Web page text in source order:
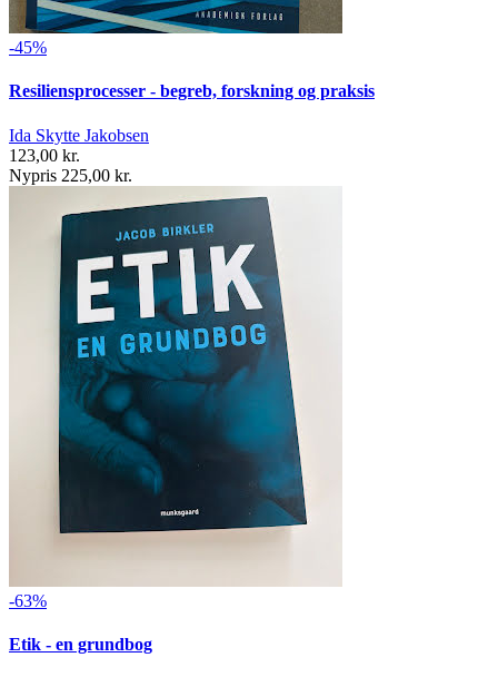
-45%
Resiliensprocesser - begreb, forskning og praksis
Ida Skytte Jakobsen
123,00 kr.
Nypris 225,00 kr.
-63%
Etik - en grundbog